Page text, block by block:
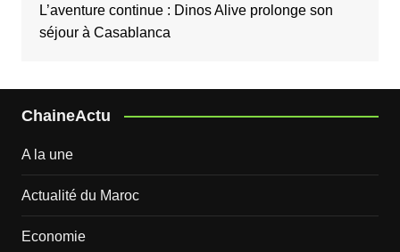
L’aventure continue : Dinos Alive prolonge son
séjour à Casablanca
ChaineActu
A la une
Actualité du Maroc
Economie